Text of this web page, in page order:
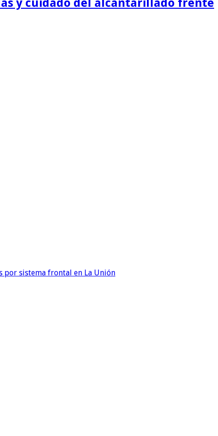
y cuidado del alcantarillado frente
por sistema frontal en La Unión